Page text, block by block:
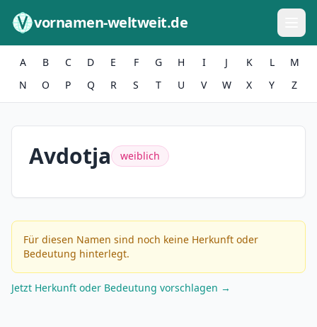
vornamen-weltweit.de
A B C D E F G H I J K L
M
N
O P Q R S T U V W X Y Z
Avdotja weiblich
Für diesen Namen sind noch keine Herkunft oder
Bedeutung hinterlegt.
Jetzt Herkunft oder Bedeutung vorschlagen →